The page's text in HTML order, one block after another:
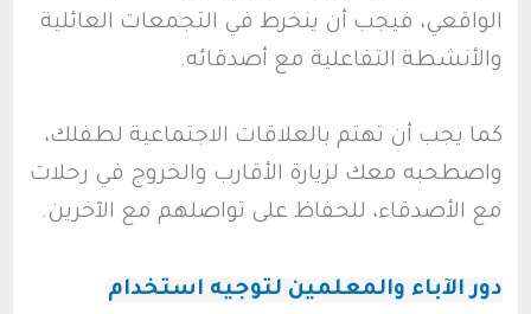
الواقعي، فيجب أن ينخرط في التجمعات العائلية
والأنشطة التفاعلية مع أصدقائه.
كما يجب أن تهتم بالعلاقات الاجتماعية لطفلك،
واصطحبه معك لزيارة الأقارب والخروج في رحلات
مع الأصدقاء، للحفاظ على تواصلهم مع الآخرين.
دور الآباء والمعلمين لتوجيه استخدام